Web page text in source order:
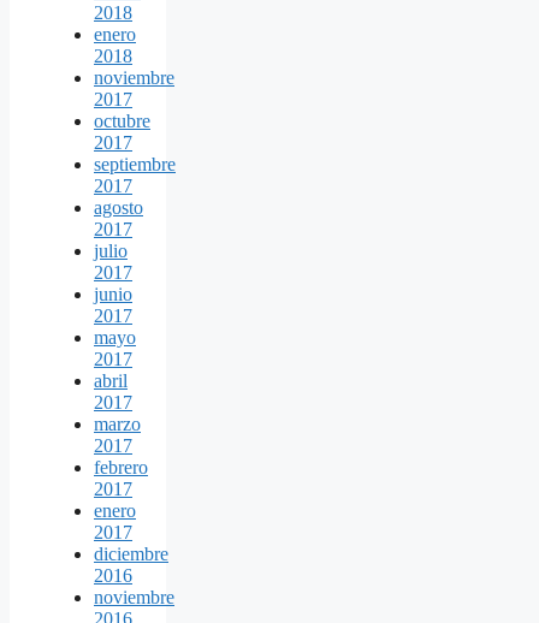
2018
enero
2018
noviembre
2017
octubre
2017
septiembre
2017
agosto
2017
julio
2017
junio
2017
mayo
2017
abril
2017
marzo
2017
febrero
2017
enero
2017
diciembre
2016
noviembre